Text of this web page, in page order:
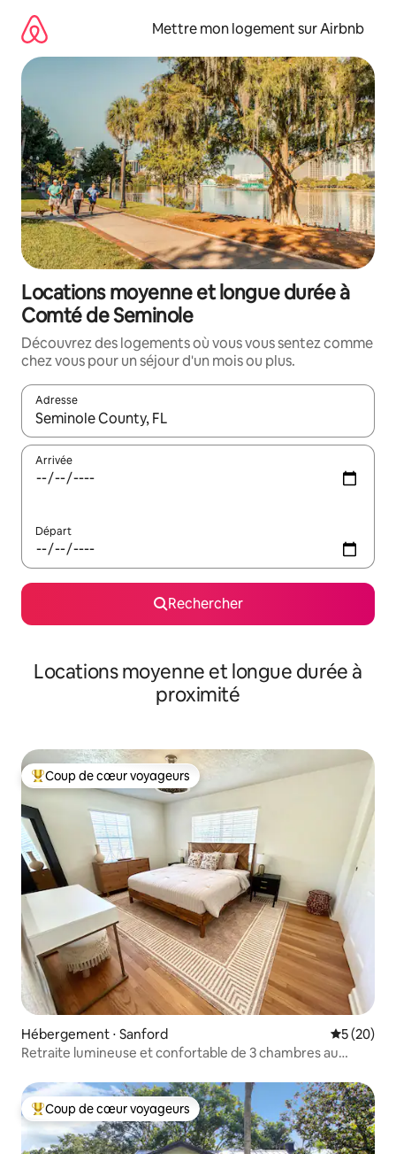
directement
contenu
Mettre mon logement sur Airbnb
Locations moyenne et longue durée à
Comté de Seminole
Découvrez des logements où vous vous sentez comme
chez vous pour un séjour d'un mois ou plus.
Adresse
Lorsque les résultats s'affichent, utilisez les flèches vers le
Arrivée
Départ
Rechercher
Locations moyenne et longue durée à
proximité
Coups de cœur voyageurs les plus appréciés
Coup de cœur voyageurs
Hébergement ⋅ Sanford
5 (20)
Retraite lumineuse et confortable de 3 chambres au
Coups de cœur voyageurs les plus appréciés
Coup de cœur voyageurs